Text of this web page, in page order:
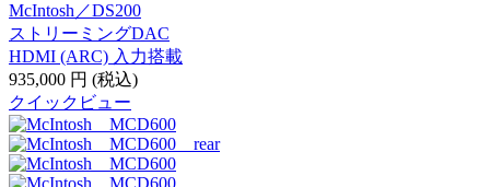
McIntosh／DS200
ストリーミングDAC
HDMI (ARC) 入力搭載
935,000 円 (税込)
クイックビュー